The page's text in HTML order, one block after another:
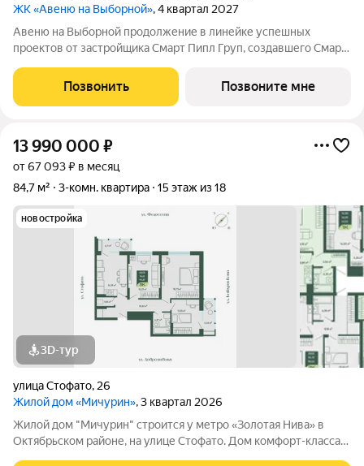
ЖК «Авеню на Выборной», 4 квартал 2027
Авеню на Выборной продолжение в линейке успешных
проектов от застройщика Смарт Пипл Груп, создавшего Смарт
дом комфорт-класса рассчитан всего на 91 семью.
Пространство организовано так, чтобы
Позвонить Позвоните мне
13 990 000 ₽
от 67 093 ₽ в месяц
84,7 м²
3-комн. квартира 15 этаж из 18
новостройка
3D-тур
улица Стофато, 26
Жилой дом «Мичурин», 3 квартал 2026
Жилой дом "Мичурин" строится у метро «Золотая Нива» в
Октябрьском районе, на улице Стофато. Дом комфорт-класса